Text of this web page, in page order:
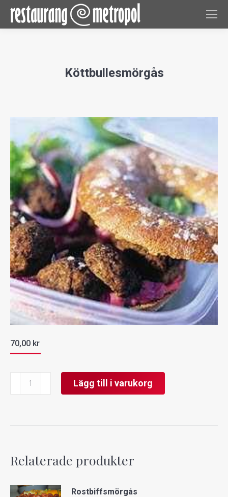
Köttbullesmörgås
70,00 kr
Köttbullesmörgås
mängd
Lägg till i varukorg
Relaterade produkter
Rostbiffsmörgås